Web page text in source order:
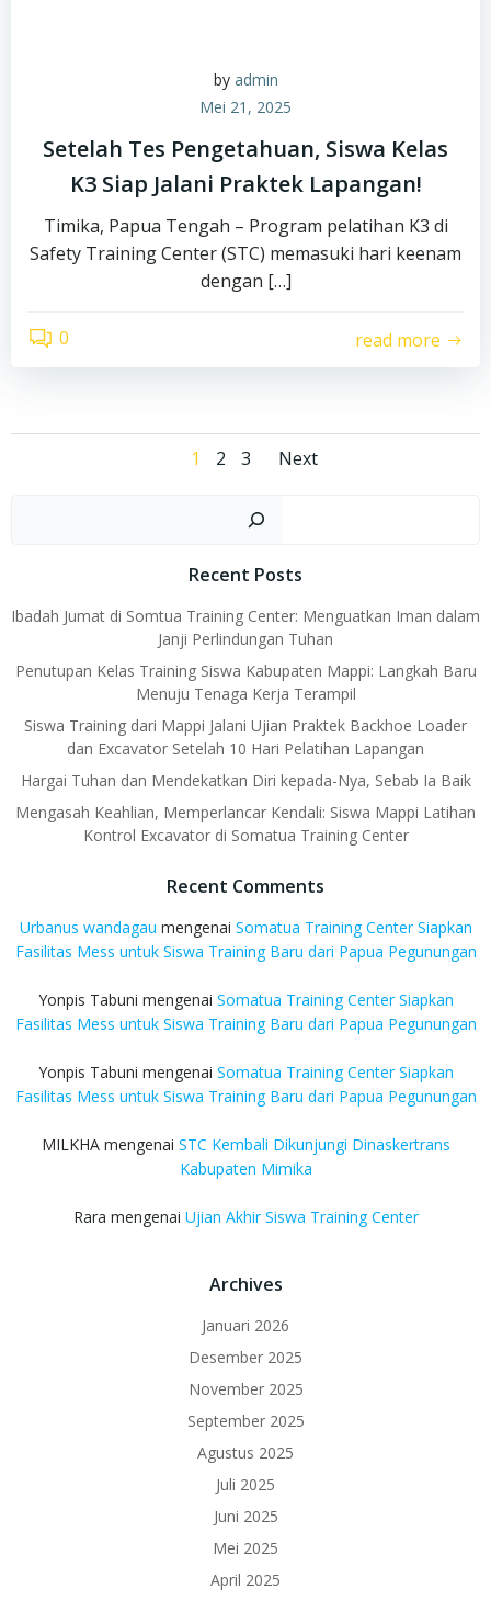
by admin
Mei 21, 2025
Setelah Tes Pengetahuan, Siswa Kelas
K3 Siap Jalani Praktek Lapangan!
Timika, Papua Tengah – Program pelatihan K3 di
Safety Training Center (STC) memasuki hari keenam
dengan […]
0 read more
Posts
navigation
Page
1 Page
2 Page
3
Posts
Next
Recent Posts
Ibadah Jumat di Somtua Training Center: Menguatkan Iman dalam
Janji Perlindungan Tuhan
Penutupan Kelas Training Siswa Kabupaten Mappi: Langkah Baru
Menuju Tenaga Kerja Terampil
Siswa Training dari Mappi Jalani Ujian Praktek Backhoe Loader
dan Excavator Setelah 10 Hari Pelatihan Lapangan
Hargai Tuhan dan Mendekatkan Diri kepada-Nya, Sebab Ia Baik
Mengasah Keahlian, Memperlancar Kendali: Siswa Mappi Latihan
Kontrol Excavator di Somatua Training Center
Recent Comments
Urbanus wandagau mengenai Somatua Training Center Siapkan
Fasilitas Mess untuk Siswa Training Baru dari Papua Pegunungan
Yonpis Tabuni mengenai Somatua Training Center Siapkan
Fasilitas Mess untuk Siswa Training Baru dari Papua Pegunungan
Yonpis Tabuni mengenai Somatua Training Center Siapkan
Fasilitas Mess untuk Siswa Training Baru dari Papua Pegunungan
MILKHAmengenai STC Kembali Dikunjungi Dinaskertrans
Kabupaten Mimika
Rara mengenai Ujian Akhir Siswa Training Center
Archives
Januari 2026
Desember 2025
November 2025
September 2025
Agustus 2025
Juli 2025
Juni 2025
Mei 2025
April 2025